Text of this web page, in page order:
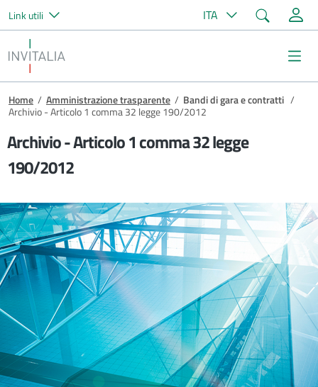
Salta al contenuto principale
Link utili ITA Cerca
Invitalia
Briciole di pane
Home / Amministrazione trasparente / Bandi di gara e contratti /
Archivio - Articolo 1 comma 32 legge 190/2012
Archivio - Articolo 1 comma 32 legge
190/2012